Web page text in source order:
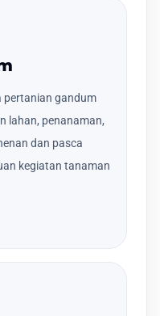
pertanian gandum
lahan, penanaman,
dan pasca
kegiatan tanaman